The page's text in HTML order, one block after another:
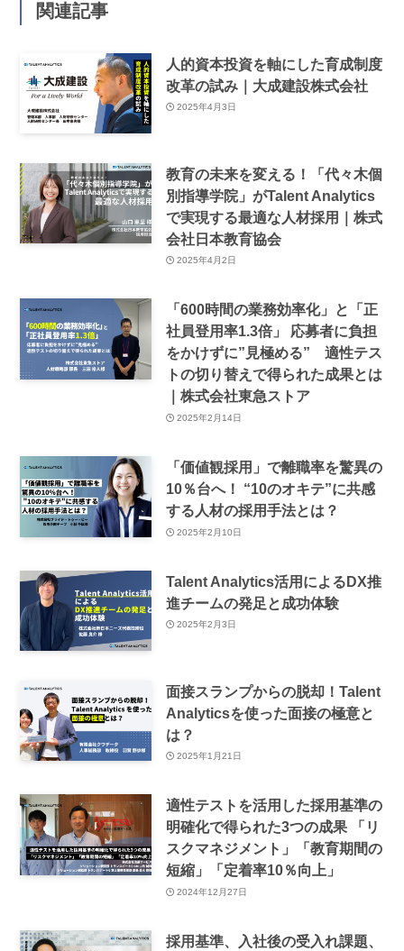
関連記事
人的資本投資を軸にした育成制度
改革の試み｜大成建設株式会社
2025年4月3日
教育の未来を変える！「代々木個
別指導学院」がTalent Analytics
で実現する最適な人材採用｜株式
会社日本教育協会
2025年4月2日
「600時間の業務効率化」と「正
社員登用率1.3倍」 応募者に負担
をかけずに”見極める” 適性テス
トの切り替えで得られた成果とは
｜株式会社東急ストア
2025年2月14日
「価値観採用」で離職率を驚異の
10％台へ！ “10のオキテ”に共感
する人材の採用手法とは？
2025年2月10日
Talent Analytics活用によるDX推
進チームの発足と成功体験
2025年2月3日
面接スランプからの脱却！Talent
Analyticsを使った面接の極意と
は？
2025年1月21日
適性テストを活用した採用基準の
明確化で得られた3つの成果 「リ
スクマネジメント」「教育期間の
短縮」「定着率10％向上」
2024年12月27日
採用基準、入社後の受入れ課題、